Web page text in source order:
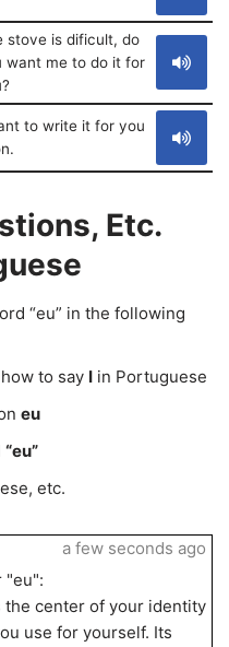
stove is dificult, do
want me to do it for
to write it for you
Etc.
“eu” in the following
to say I in Portuguese
eu
“eu”
etc.
"eu":
the center of your identity
use for yourself. Its
a few seconds ago